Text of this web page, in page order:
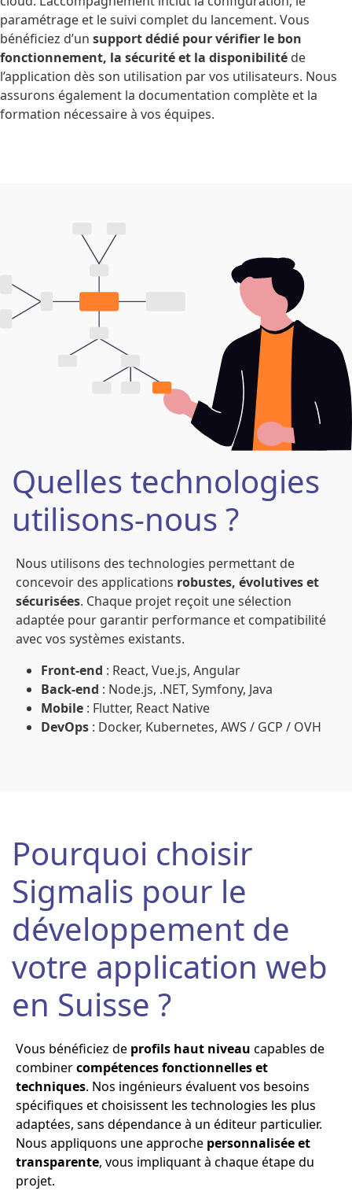
paramétrage et le suivi complet du lancement. Vous
bénéficiez d’un support dédié pour vérifier le bon
fonctionnement, la sécurité et la disponibilité de
l’application dès son utilisation par vos utilisateurs. Nous
assurons également la documentation complète et la
formation nécessaire à vos équipes.
Quelles technologies
utilisons-nous ?
Nous utilisons des technologies permettant de
concevoir des applications robustes, évolutives et
sécurisées. Chaque projet reçoit une sélection
adaptée pour garantir performance et compatibilité
avec vos systèmes existants.
Front-end : React, Vue.js, Angular
Back-end : Node.js, .NET, Symfony, Java
Mobile : Flutter, React Native
DevOps : Docker, Kubernetes, AWS / GCP / OVH
Pourquoi choisir
Sigmalis pour le
développement de
votre application web
en Suisse ?
Vous bénéficiez de profils haut niveau capables de
combinercompétences fonctionnelles et
techniques. Nos ingénieurs évaluent vos besoins
spécifiques et choisissent les technologies les plus
adaptées, sans dépendance à un éditeur particulier.
Nous appliquons une approche personnalisée et
transparente, vous impliquant à chaque étape du
projet.